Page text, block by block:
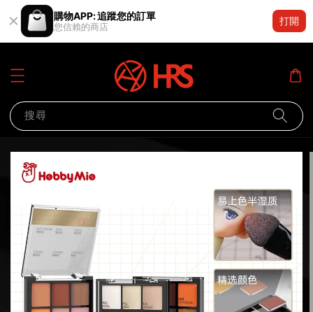
購物APP: 追蹤您的訂單
您信賴的商店
打開
搜尋